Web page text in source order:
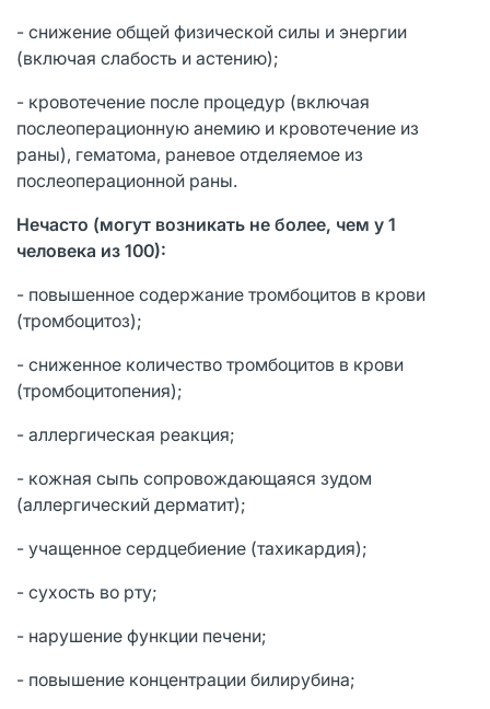
- снижение общей физической силы и энергии
(включая слабость и астению);
- кровотечение после процедур (включая
послеоперационную анемию и кровотечение из
раны), гематома, раневое отделяемое из
послеоперационной раны.
Нечасто (могут возникать не более, чем у 1
человека из 100):
- повышенное содержание тромбоцитов в крови
(тромбоцитоз);
- сниженное количество тромбоцитов в крови
(тромбоцитопения);
- аллергическая реакция;
- кожная сыпь сопровождающаяся зудом
(аллергический дерматит);
- учащенное сердцебиение (тахикардия);
- сухость во рту;
- нарушение функции печени;
- повышение концентрации билирубина;